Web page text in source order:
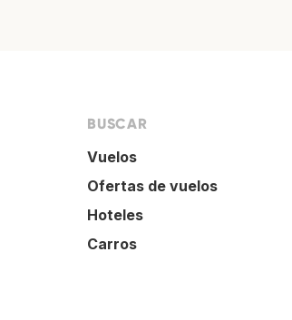
BUSCAR
Vuelos
Ofertas de vuelos
Hoteles
Carros